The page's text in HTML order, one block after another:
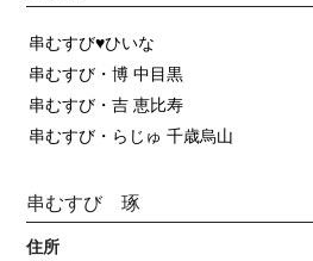
串むすび♥ひいな
串むすび・博 中目黒
串むすび・吉 恵比寿
串むすび・らじゅ 千歳烏山
串むすび 琢
住所